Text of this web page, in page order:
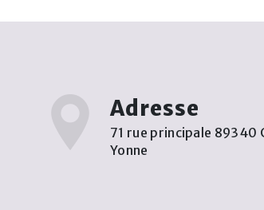
Adresse
71 rue principale 89340
Yonne